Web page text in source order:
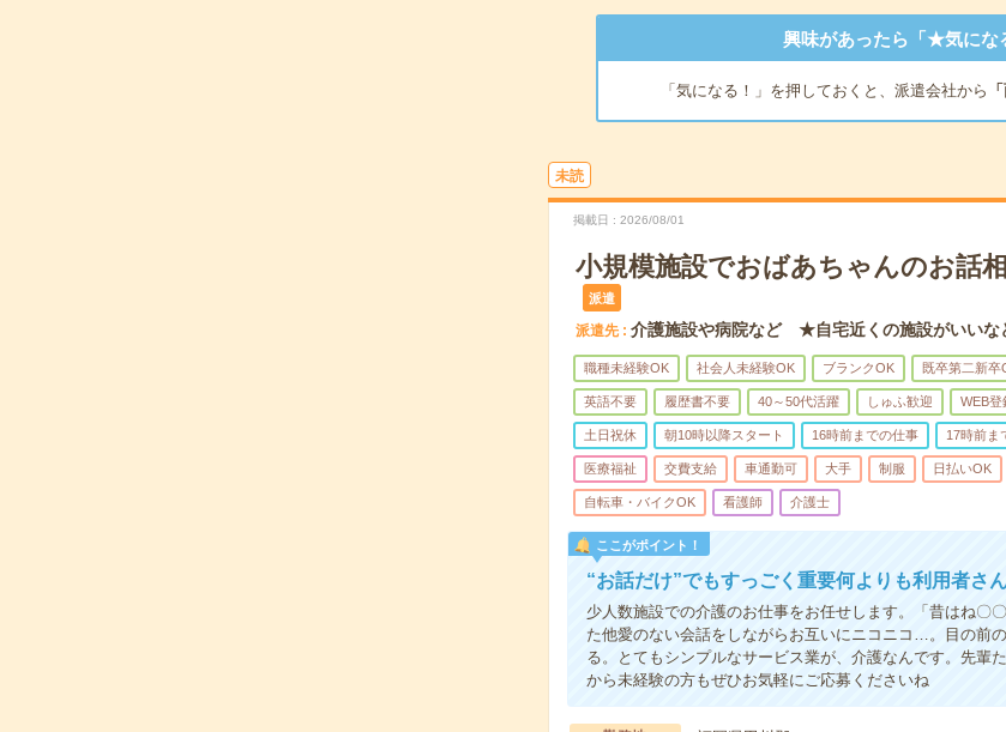
興味があったら「★気にな
「気になる！」を押しておくと、派遣会社から
未読
掲載日 2026/08/01
小規模施設でおばあちゃんのお話
派遣
派遣先 介護施設や病院など ★自宅近くの施設がいいな
職種未経験OK 社会人未経験OK ブランクOK 既卒第二新卒
英語不要 履歴書不要 40～50代活躍 しゅふ歓迎 WEB登
土日祝休 朝10時以降スタート 16時前までの仕事 17時前ま
医療福祉 交費支給 車通勤可 大手 制服 日払いOK
自転車・バイクOK 看護師 介護士
ここがポイント！
“お話だけ”でもすっごく重要何よりも利用者さ
少人数施設での介護のお仕事をお任せします。「昔はね〇
た他愛のない会話をしながらお互いにニコニコ…。目の前
る。とてもシンプルなサービス業が、介護なんです。先輩
から未経験の方もぜひお気軽にご応募くださいね